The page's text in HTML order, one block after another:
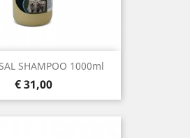
SHAMPOO 1000ml
Prijs
€ 31,00